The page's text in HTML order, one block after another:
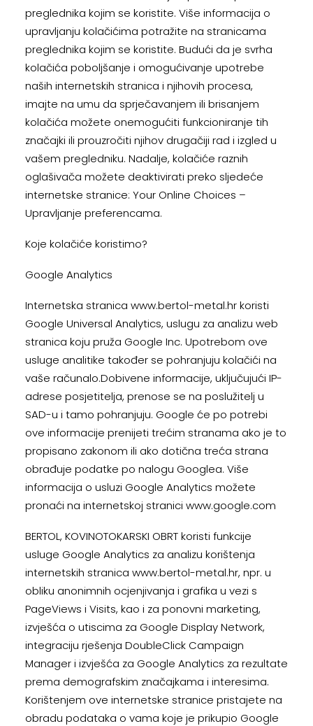
preglednika kojim se koristite. Više informacija o
upravljanju kolačićima potražite na stranicama
preglednika kojim se koristite. Budući da je svrha
kolačića poboljšanje i omogućivanje upotrebe
naših internetskih stranica i njihovih procesa,
imajte na umu da sprječavanjem ili brisanjem
kolačića možete onemogućiti funkcioniranje tih
značajki ili prouzročiti njihov drugačiji rad i izgled u
vašem pregledniku. Nadalje, kolačiće raznih
oglašivača možete deaktivirati preko sljedeće
internetske stranice: Your Online Choices –
Upravljanje preferencama.
Koje kolačiće koristimo?
Google Analytics
Internetska stranica www.bertol-metal.hr koristi
Google Universal Analytics, uslugu za analizu web
stranica koju pruža Google Inc. Upotrebom ove
usluge analitike također se pohranjuju kolačići na
vaše računalo.Dobivene informacije, uključujući IP-
adrese posjetitelja, prenose se na poslužitelj u
SAD-u i tamo pohranjuju. Google će po potrebi
ove informacije prenijeti trećim stranama ako je to
propisano zakonom ili ako dotična treća strana
obrađuje podatke po nalogu Googlea. Više
informacija o usluzi Google Analytics možete
pronaći na internetskoj stranici www.google.com
BERTOL, KOVINOTOKARSKI OBRT koristi funkcije
usluge Google Analytics za analizu korištenja
internetskih stranica www.bertol-metal.hr, npr. u
obliku anonimnih ocjenjivanja i grafika u vezi s
PageViews i Visits, kao i za ponovni marketing,
izvješća o utiscima za Google Display Network,
integraciju rješenja DoubleClick Campaign
Manager i izvješća za Google Analytics za rezultate
prema demografskim značajkama i interesima.
Korištenjem ove internetske stranice pristajete na
obradu podataka o vama koje je prikupio Google